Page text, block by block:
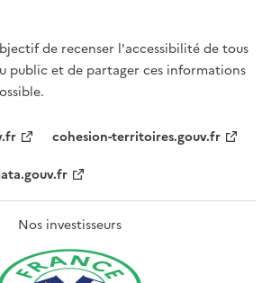
de recenser l'accessibilité de tous
public et de partager ces informations
cohesion-territoires.gouv.fr
Nos investisseurs